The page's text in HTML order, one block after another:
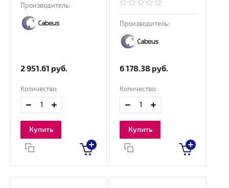
Производитель:
2 951.61 руб.
Количество:
Купить
Производитель:
6 178.38 руб.
Количество:
Купить